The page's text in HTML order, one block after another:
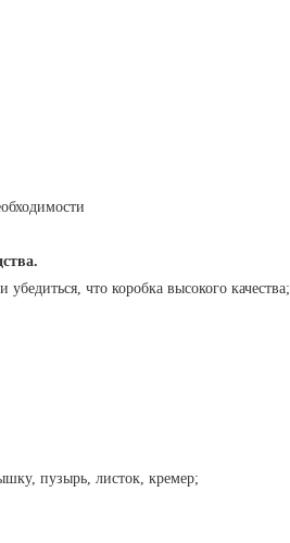
что коробка высокого качества;
пузырь, листок, кремер;